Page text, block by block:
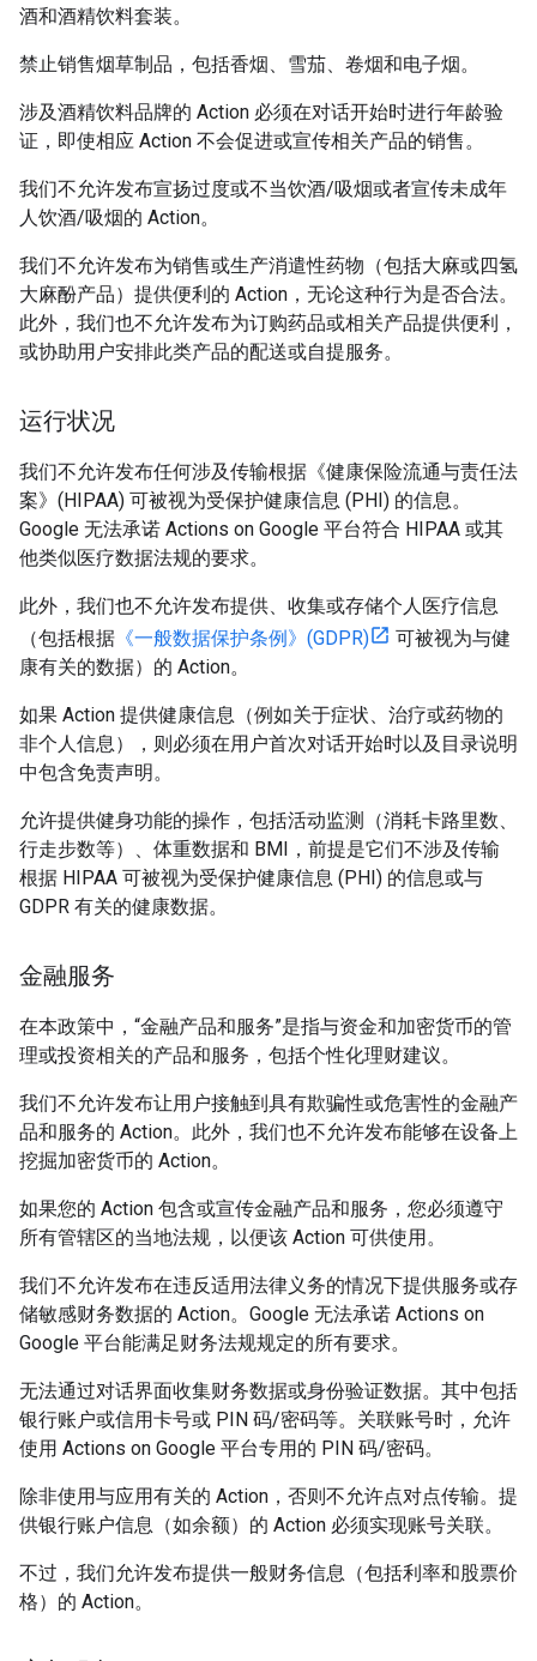
酒和酒精饮料套装。
禁止销售烟草制品，包括香烟、雪茄、卷烟和电子烟。
涉及酒精饮料品牌的 Action 必须在对话开始时进行年龄验
证，即使相应 Action 不会促进或宣传相关产品的销售。
我们不允许发布宣扬过度或不当饮酒/吸烟或者宣传未成年
人饮酒/吸烟的 Action。
我们不允许发布为销售或生产消遣性药物（包括大麻或四氢
大麻酚产品）提供便利的 Action，无论这种行为是否合法。
此外，我们也不允许发布为订购药品或相关产品提供便利，
或协助用户安排此类产品的配送或自提服务。
运行状况
我们不允许发布任何涉及传输根据《健康保险流通与责任法
案》(HIPAA) 可被视为受保护健康信息 (PHI) 的信息。
Google 无法承诺 Actions on Google 平台符合 HIPAA 或其
他类似医疗数据法规的要求。
此外，我们也不允许发布提供、收集或存储个人医疗信息
（包括根据 《一般数据保护条例》(GDPR)
可被视为与健
康有关的数据）的 Action。
如果 Action 提供健康信息（例如关于症状、治疗或药物的
非个人信息），则必须在用户首次对话开始时以及目录说明
中包含免责声明。
允许提供健身功能的操作，包括活动监测（消耗卡路里数、
行走步数等）、体重数据和 BMI，前提是它们不涉及传输
根据 HIPAA 可被视为受保护健康信息 (PHI) 的信息或与
GDPR 有关的健康数据。
金融服务
在本政策中，“金融产品和服务”是指与资金和加密货币的管
理或投资相关的产品和服务，包括个性化理财建议。
我们不允许发布让用户接触到具有欺骗性或危害性的金融产
品和服务的 Action。此外，我们也不允许发布能够在设备上
挖掘加密货币的 Action。
如果您的 Action 包含或宣传金融产品和服务，您必须遵守
所有管辖区的当地法规，以便该 Action 可供使用。
我们不允许发布在违反适用法律义务的情况下提供服务或存
储敏感财务数据的 Action。Google 无法承诺 Actions on
Google 平台能满足财务法规规定的所有要求。
无法通过对话界面收集财务数据或身份验证数据。其中包括
银行账户或信用卡号或 PIN 码/密码等。关联账号时，允许
使用 Actions on Google 平台专用的 PIN 码/密码。
除非使用与应用有关的 Action，否则不允许点对点传输。提
供银行账户信息（如余额）的 Action 必须实现账号关联。
不过，我们允许发布提供一般财务信息（包括利率和股票价
格）的 Action。